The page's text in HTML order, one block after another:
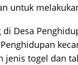
untuk
Desa
jenis togel dan